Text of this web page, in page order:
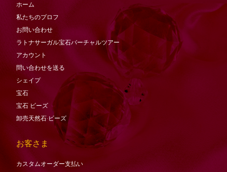
ホーム
私たちのプロフ
お問い合わせ
ラトナサーガル宝石バーチャ​​ルツアー
アカウント
問い合わせを送る
シェイプ
宝石
宝石 ビーズ
卸売天然石·ビーズ
お客さま
カスタムオーダー支払い